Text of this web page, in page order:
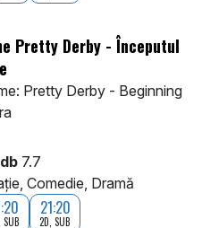
Pretty Derby - Începutul
Pretty Derby - Beginning
7.7
Comedie, Dramă
SUB
21:20
2D, SUB